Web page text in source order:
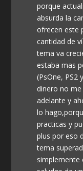
porque
absurda la
ofrecen este
cantidad de
tema va
estaba mas
(PsOne, PS2
dinero no
adelante y
lo
practicas y
plus por eso
tema
simplemente